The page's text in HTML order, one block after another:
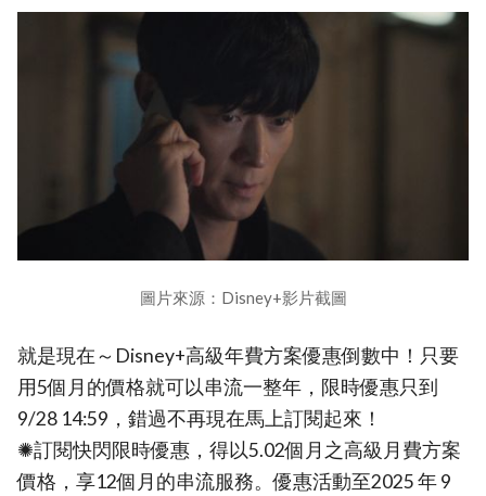
圖片來源：Disney+影片截圖
就是現在～Disney+高級年費方案優惠倒數中！只要
用5個月的價格就可以串流一整年，限時優惠只到
9/28 14:59，錯過不再現在馬上訂閱起來！
✺訂閱快閃限時優惠，得以5.02個月之高級月費方案
價格，享12個月的串流服務。優惠活動至2025 年 9